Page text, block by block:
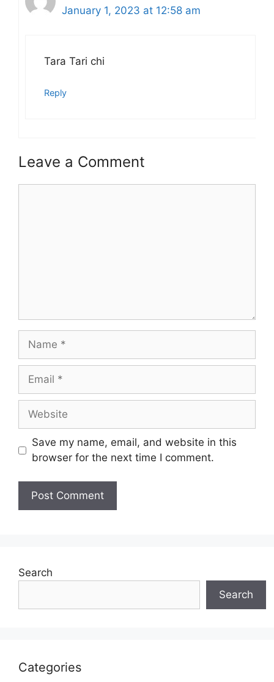
January 1, 2023 at 12:58 am
Tara Tari chi
Reply
Leave a Comment
Name
Email
Website
Save my name, email, and website in this
browser for the next time I comment.
Search
Search
Categories